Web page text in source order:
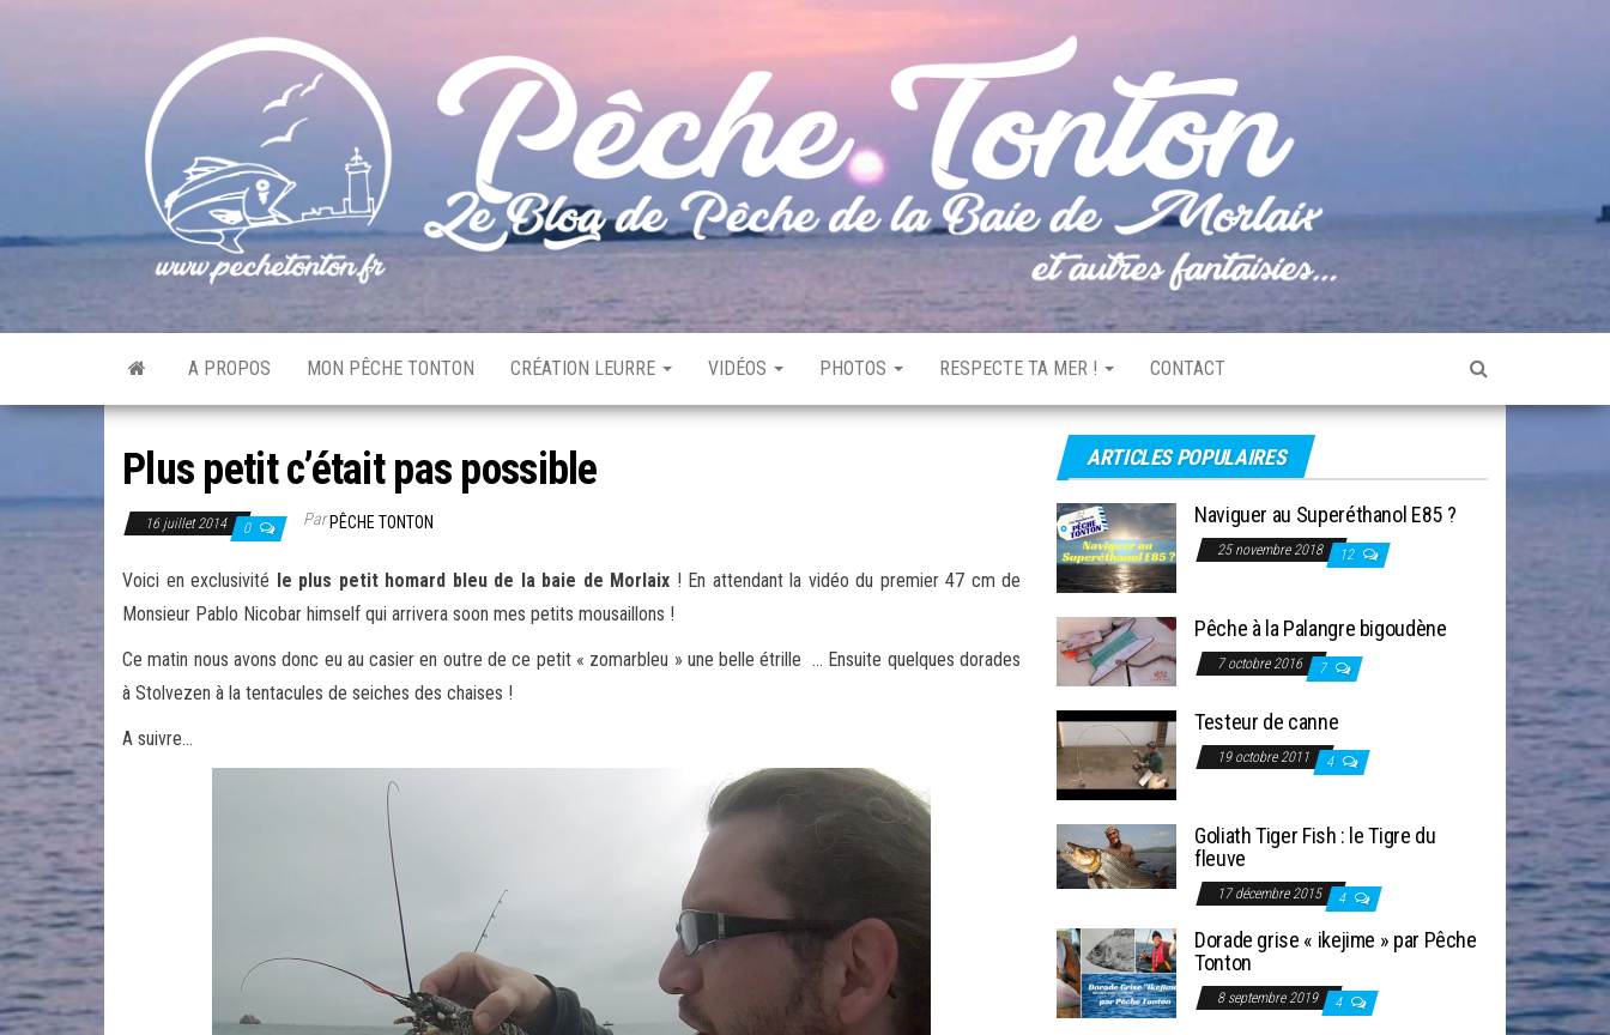
A PROPOS MON PÊCHE TONTON CRÉATION LEURRE VIDÉOS PHOTOS RESPECTE TA MER ! CONTACT
Plus petit c’était pas possible
16 juillet 2014 0 ParPÊCHE TONTON
Voici en exclusivité le plus petit homard bleu de la baie de Morlaix ! En attendant la vidéo du premier 47 cm de
Monsieur Pablo Nicobar himself qui arrivera soon mes petits mousaillons !
Ce matin nous avons donc eu au casier en outre de ce petit « zomarbleu » une belle étrille … Ensuite quelques dorades
à Stolvezen à la tentacules de seiches des chaises !
A suivre…
ARTICLES POPULAIRES
Naviguer au Superéthanol E85 ?
25 novembre 2018 12
Pêche à la Palangre bigoudène
7 octobre 2016 7
Testeur de canne
19 octobre 2011 4
Goliath Tiger Fish : le Tigre du
fleuve
17 décembre 2015 4
Dorade grise « ikejime » par Pêche
Tonton
8 septembre 2019 4